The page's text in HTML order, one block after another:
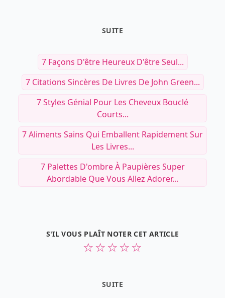
SUITE
7 Façons D'être Heureux D'être Seul...
7 Citations Sincères De Livres De John Green...
7 Styles Génial Pour Les Cheveux Bouclé
Courts...
7 Aliments Sains Qui Emballent Rapidement Sur
Les Livres...
7 Palettes D'ombre À Paupières Super
Abordable Que Vous Allez Adorer...
S'IL VOUS PLAÎT NOTER CET ARTICLE
☆
☆
☆
☆
☆
SUITE